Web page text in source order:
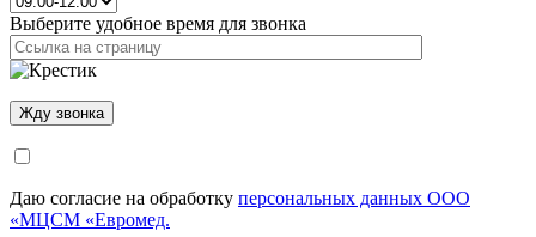
Выберите удобное время для звонка
Даю согласие на обработку персональных данных ООО
«МЦСМ «Евромед.